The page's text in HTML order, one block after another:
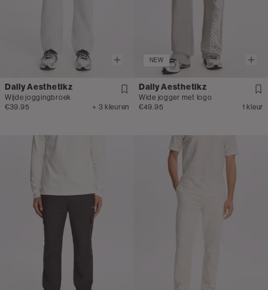
Daily Aesthetikz
Wijde joggingbroek
€39.95
+ 3 kleuren
NEW
Daily Aesthetikz
Wide jogger met logo
€49.95
1 kleur